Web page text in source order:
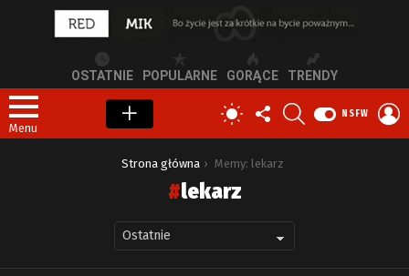
OSTATNIE POPULARNE GORĄCE TRENDY
Menu
PRZEŁĄCZ
SKÓRKĘ
OBSERWUJ
NAS
NSFW
Strona główna Memy: lekarz
lekarz